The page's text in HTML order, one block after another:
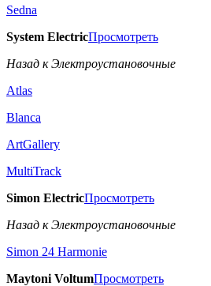
Sedna
System ElectricПросмотреть
Назад к Электроустановочные
Atlas
Blanca
ArtGallery
MultiTrack
Simon ElectricПросмотреть
Назад к Электроустановочные
Simon 24 Harmonie
Maytoni VoltumПросмотреть